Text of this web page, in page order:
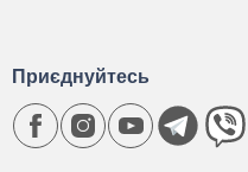
Приєднуйтесь